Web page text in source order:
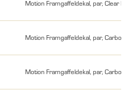
Motion Framgaffeldekal, par, Clear
Motion Framgaffeldekal, par, Carbon2
Motion Framgaffeldekal, par, Carbon2